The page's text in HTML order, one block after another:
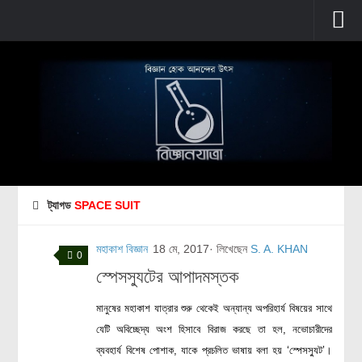
মানবদেহ
জেনেটিক্স
অণুজীববিজ্ঞান
ট্যাগডSPACE SUIT
0 মহাকাশ বিজ্ঞান 18 মে, 2017· লিখেছেন S. A. KHAN
স্পেসস্যুটের আপাদমস্তক
মানুষের মহাকাশ যাত্রার শুরু থেকেই অন্যান্য অপরিহার্য বিষয়ের সাথে
যেটি অবিচ্ছেদ্য অংশ হিসাবে বিরাজ করছে তা হল, নভোচারীদের
ব্যবহার্য বিশেষ পোশাক, যাকে প্রচলিত ভাষায় বলা হয় ‘স্পেসস্যুট’।